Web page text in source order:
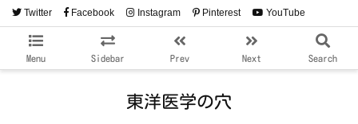
Menu Sidebar Prev Next Search
Twitter Facebook Instagram Pinterest YouTube
RSS
東洋医学の穴